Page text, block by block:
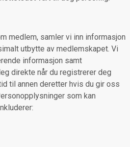
medlem, samler vi inn informasjon
utbytte av medlemskapet. Vi
informasjon samt
direkte når du registrerer deg
til annen deretter hvis du gir oss
som kan